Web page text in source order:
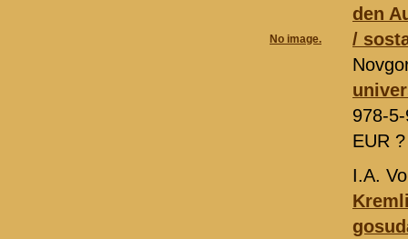
No image.
den
/
978-
EUR
I.A.